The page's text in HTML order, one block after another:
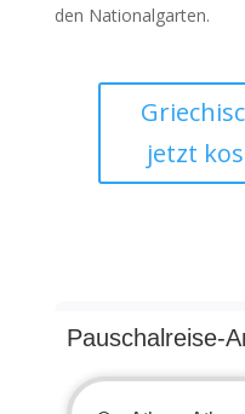
den Nationalgarten.
jetzt